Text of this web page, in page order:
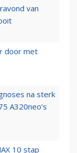
van
door met
na sterk
A320neo’s
10 stap